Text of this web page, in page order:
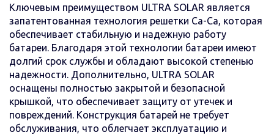
Ключевым преимуществом ULTRA SOLAR является
запатентованная технология решетки Ca-Ca, которая
обеспечивает стабильную и надежную работу
батареи. Благодаря этой технологии батареи имеют
долгий срок службы и обладают высокой степенью
надежности. Дополнительно, ULTRA SOLAR
оснащены полностью закрытой и безопасной
крышкой, что обеспечивает защиту от утечек и
повреждений. Конструкция батарей не требует
обслуживания, что облегчает эксплуатацию и